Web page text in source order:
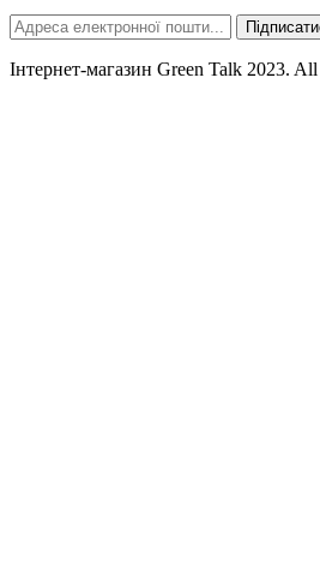
Інтернет-магазин Green Talk 2023.